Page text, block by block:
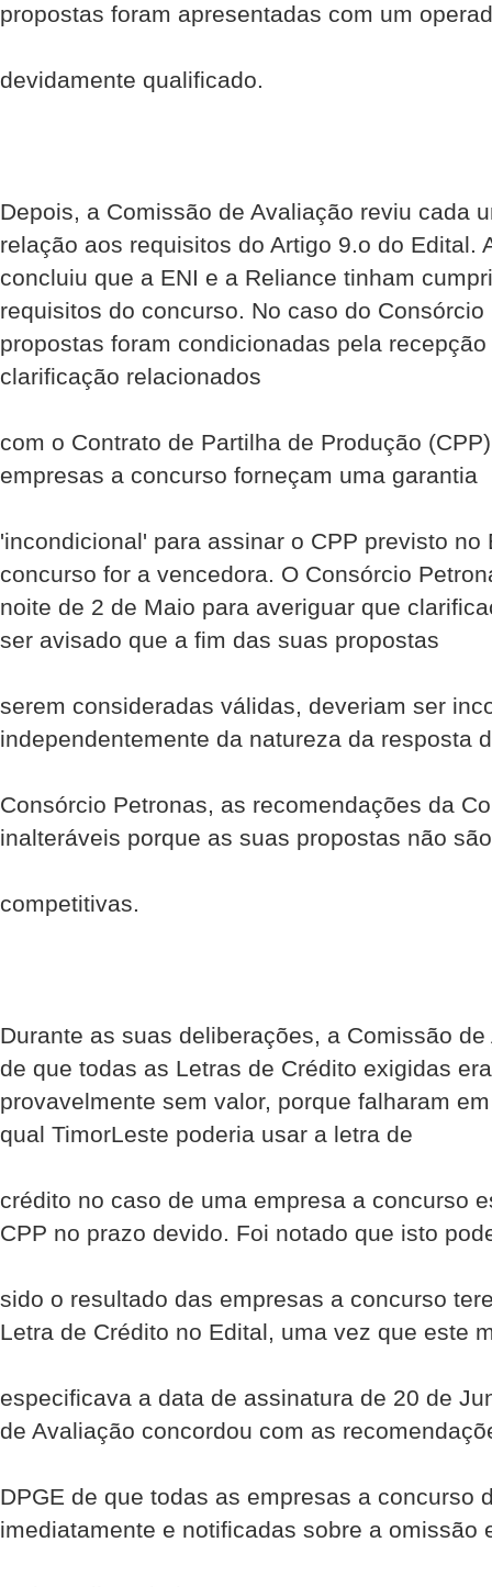
propostas foram apresentadas com um
devidamente qualificado.
Depois, a Comissão de Avaliação reviu cada
relação aos requisitos do Artigo 9.o do Edital.
concluiu que a ENI e a Reliance tinham
requisitos do concurso. No caso do
propostas foram condicionadas pela
clarificação relacionados
com o Contrato de Partilha de Produção
empresas a concurso forneçam uma garantia
'incondicional' para assinar o CPP previsto
concurso for a vencedora. O Consórcio
noite de 2 de Maio para averiguar que
ser avisado que a fim das suas propostas
serem consideradas válidas, deveriam ser
independentemente da natureza da resposta
Consórcio Petronas, as recomendações da
inalteráveis porque as suas propostas não são
competitivas.
Durante as suas deliberações, a Comissão
de que todas as Letras de Crédito exigidas
provavelmente sem valor, porque falharam
qual Timor­Leste poderia usar a letra de
crédito no caso de uma empresa a concurso
CPP no prazo devido. Foi notado que isto
sido o resultado das empresas a concurso
Letra de Crédito no Edital, uma vez que este
especificava a data de assinatura de 20 de
de Avaliação concordou com as
DPGE de que todas as empresas a concurso
imediatamente e notificadas sobre a omissão